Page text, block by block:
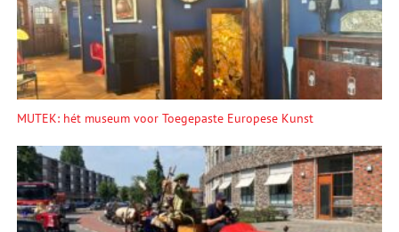
MUTEK: hét museum voor Toegepaste Europese Kunst